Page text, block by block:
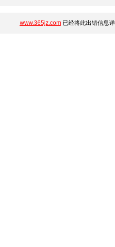
www.365jz.com已经将此出错信息